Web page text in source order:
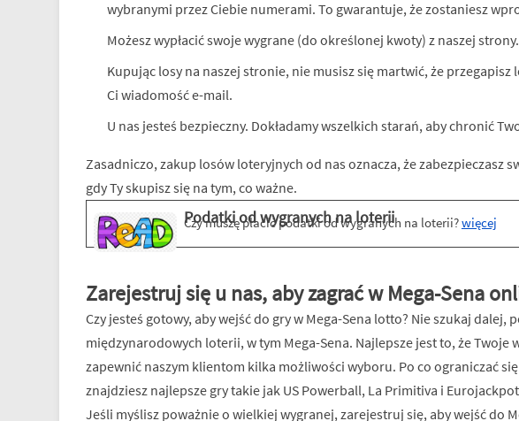
wybranymi przez Ciebie numerami. To gwarantuje, że zostaniesz
Możesz wypłacić swoje wygrane (do określonej kwoty) z naszej
Kupując losy na naszej stronie, nie musisz się martwić, że
Ci wiadomość e-mail.
U nas jesteś bezpieczny. Dokładamy wszelkich starań, aby chronić
Zasadniczo, zakup losów loteryjnych od nas oznacza, że zabezpieczasz
gdy Ty skupisz się na tym, co ważne.
Podatki od wygranych na loterii
Czy muszę płacić podatki od wygranych na loterii?więcej
Zarejestruj się u nas, aby zagrać w Mega-Sena
Czy jesteś gotowy, aby wejść do gry w Mega-Sena lotto? Nie szukaj
międzynarodowych loterii, w tym Mega-Sena. Najlepsze jest to, że Twoje
zapewnić naszym klientom kilka możliwości wyboru. Po co ograniczać
znajdziesz najlepsze gry takie jak US Powerball, La Primitiva i
Jeśli myślisz poważnie o wielkiej wygranej, zarejestruj się, aby wejść do